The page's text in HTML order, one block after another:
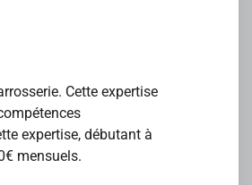
Cette expertise
expertise, débutant à
mensuels.